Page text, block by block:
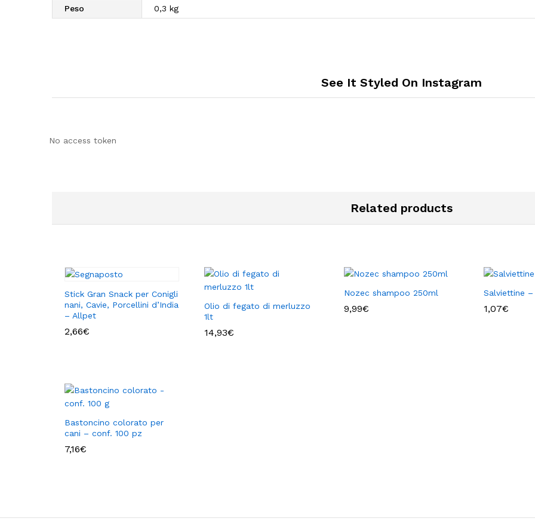
Peso 0,3 kg
See It Styled On Instagram
No access token
Related products
Stick Gran Snack per Conigli
nani, Cavie, Porcellini d’India
– Allpet
2,66€
Olio di fegato di merluzzo
1lt
14,93€
Nozec shampoo 250ml
9,99€
Salviettine
1,07€
Bastoncino colorato per
cani – conf. 100 pz
7,16€